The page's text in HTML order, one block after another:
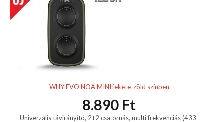
WHY EVO NOA MINI fekete-zöld színben
8.890 Ft
Univerzális távirányító, 2+2 csatornás, multi frekvenciás (433-